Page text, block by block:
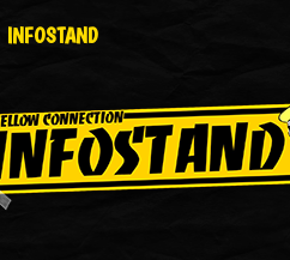
INFOSTAND